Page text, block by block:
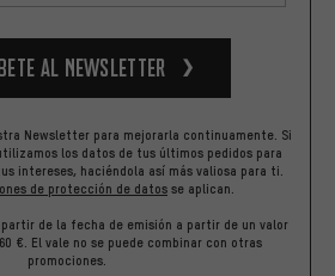
al newsletter
Newsletter para mejorarla continuamente. Si
los datos de tus últimos pedidos para
intereses, haciéndola así más valiosa para ti.
de protección de datos se aplican.
de la fecha de emisión a partir de un valor
€. El vale no se puede combinar con otras
promociones.